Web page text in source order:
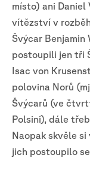
místo) ani Daniel
vítězství v
Švýcar Benjamin
postoupili jen tři
Isac von
polovina Norů
Švýcarů (ve
Polsini), dále
Naopak skvěle
jich postoupilo